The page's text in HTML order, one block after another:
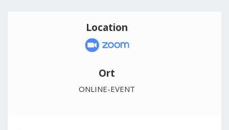
Location
Ort
ONLINE-EVENT